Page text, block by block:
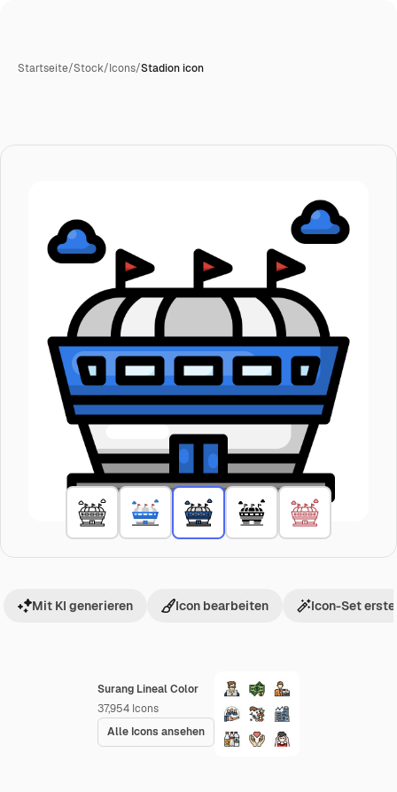
Startseite/Stock/Icons/Stadion icon
Surang Lineal Color
37,954 Icons
Alle Icons ansehen
Mit KI generieren Icon bearbeiten Icon-Set